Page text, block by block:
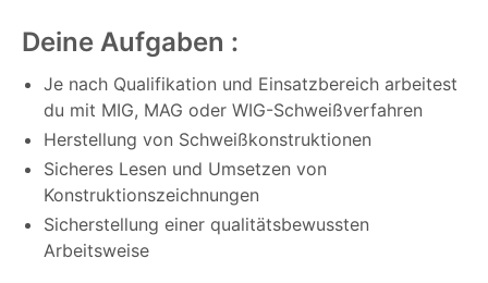
Deine Aufgaben :
Je nach Qualifikation und Einsatzbereich arbeitest
du mit MIG, MAG oder WIG-Schweißverfahren
Herstellung von Schweißkonstruktionen
Sicheres Lesen und Umsetzen von
Konstruktionszeichnungen
Sicherstellung einer qualitätsbewussten
Arbeitsweise